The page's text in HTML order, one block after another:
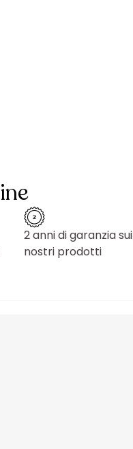
2 anni di garanzia sui
nostri prodotti